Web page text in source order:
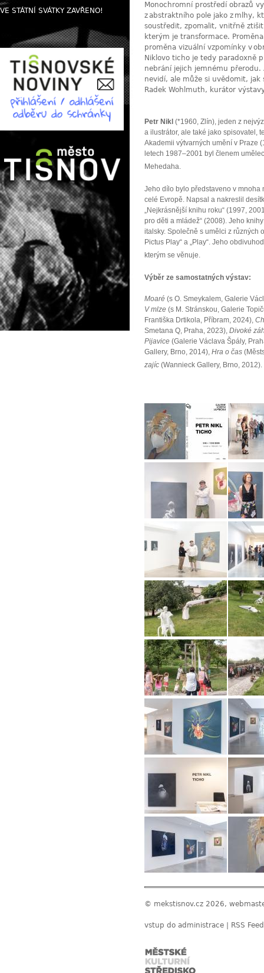
Monochromní prostředí obrazů
z abstraktního pole jako z mlhy,
soustředit, zpomalit, vnitřně
kterým je transformace.
proměna vizuální vzpomínky v
Niklovo ticho je tedy paradoxně
nebrání jejich jemnému přerodu.
nevidí, ale může si uvědomit,
Radek Wohlmuth, kurátor
Petr Nikl (*1960, Zlín), jeden z
a ilustrátor, ale také jako spisovatel,
Akademii výtvarných umění v Praze
letech 1987–2001 byl členem
Mehedaha.
Jeho dílo bylo představeno v mnoha
celé Evropě. Napsal a nakreslil
„Nejkrásnější knihu roku“ (1997,
pro děti a mládež“ (2008). Jeho
italsky. Společně s umělci z různých
Pictus Play“ a „Play“. Jeho
kterým se věnuje.
Výběr ze samostatných výstav:
Moaré (s O. Smeykalem, Galerie
V mlze (s M. Stránskou, Galerie
Františka Drtikola, Příbram, 2024),
Smetana Q, Praha, 2023), Divoké
Pijavice (Galerie Václava Špály,
Gallery, Brno, 2014), Hra o čas
zajíc (Wannieck Gallery, Brno, 2012).
© mekstisnov.cz 2026,
vstup do administrace RSS Feed
VE STÁTNÍ SVÁTKY ZAVŘENO!